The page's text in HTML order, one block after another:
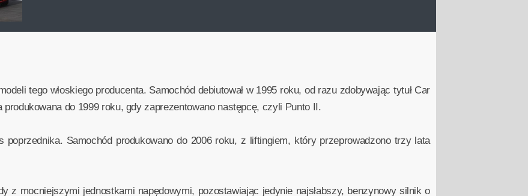
tego włoskiego producenta. Samochód debiutował w 1995 roku, od razu zdobywając tytuł Car
produkowana do 1999 roku, gdy zaprezentowano następcę, czyli Punto II.
poprzednika. Samochód produkowano do 2006 roku, z liftingiem, który przeprowadzono trzy lata
z mocniejszymi jednostkami napędowymi, pozostawiając jedynie najsłabszy, benzynowy silnik o